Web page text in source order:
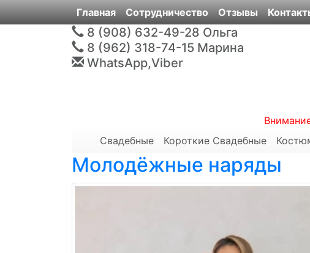
Главная Сотрудничество Отзывы
8 (908) 632-49-28 Ольга
8 (962) 318-74-15 Марина
WhatsApp,Viber
Свадебные
Короткие Свадебные
Молодёжные наряды